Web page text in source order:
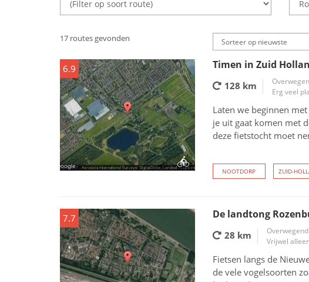
17 routes gevonden
6.9 Timen in Zuid
128 km
Erg veel
Laten we beginnen
je uit gaat komen met
deze fietstocht moet
NOOTDORP ZUID-
7.7 De landtong
28 km
Vrijwel
Fietsen langs de
de vele vogelsoorten